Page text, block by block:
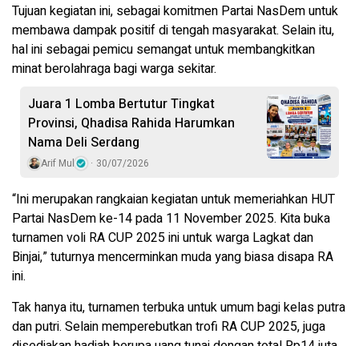
Tujuan kegiatan ini, sebagai komitmen Partai NasDem untuk
membawa dampak positif di tengah masyarakat. Selain itu,
hal ini sebagai pemicu semangat untuk membangkitkan
minat berolahraga bagi warga sekitar.
Juara 1 Lomba Bertutur Tingkat
Provinsi, Qhadisa Rahida Harumkan
Nama Deli Serdang
Arif Mul 30/07/2026
“Ini merupakan rangkaian kegiatan untuk memeriahkan HUT
Partai NasDem ke-14 pada 11 November 2025. Kita buka
turnamen voli RA CUP 2025 ini untuk warga Lagkat dan
Binjai,” tuturnya mencerminkan muda yang biasa disapa RA
ini.
Tak hanya itu, turnamen terbuka untuk umum bagi kelas putra
dan putri. Selain memperebutkan trofi RA CUP 2025, juga